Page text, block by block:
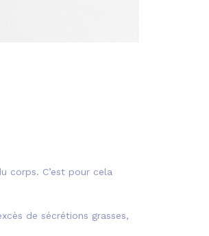
corps. C’est pour cela
de sécrétions grasses,